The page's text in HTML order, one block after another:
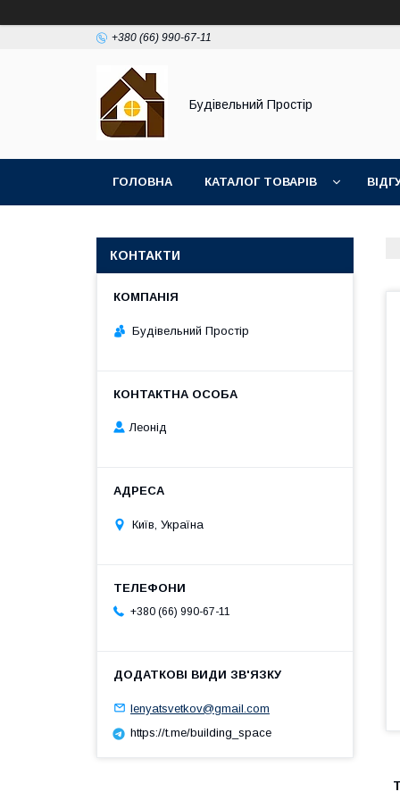
+380 (66) 990-67-11
Будівельний Простір
ГОЛОВНА КАТАЛОГ ТОВАРІВ
КОНТАКТИ
Будівельний Простір
Леонід
Київ, Україна
+380 (66) 990-67-11
lenyatsvetkov@gmail.com
https://t.me/building_space